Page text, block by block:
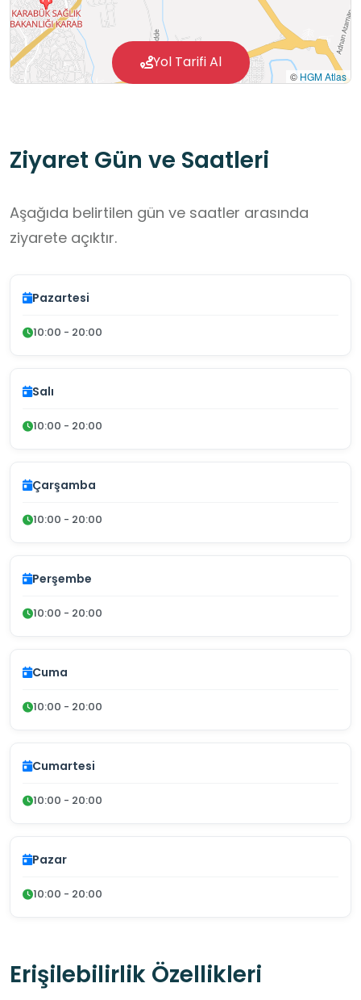
© HGM Atlas
Yol Tarifi Al
Ziyaret Gün ve Saatleri
Aşağıda belirtilen gün ve saatler arasında
ziyarete açıktır.
Pazartesi
10:00 - 20:00
Salı
10:00 - 20:00
Çarşamba
10:00 - 20:00
Perşembe
10:00 - 20:00
Cuma
10:00 - 20:00
Cumartesi
10:00 - 20:00
Pazar
10:00 - 20:00
Erişilebilirlik Özellikleri